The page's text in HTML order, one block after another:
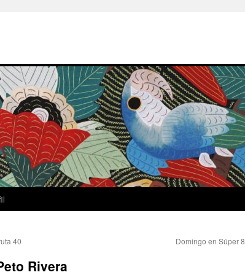
40 Domingo en Súper 8
Rivera